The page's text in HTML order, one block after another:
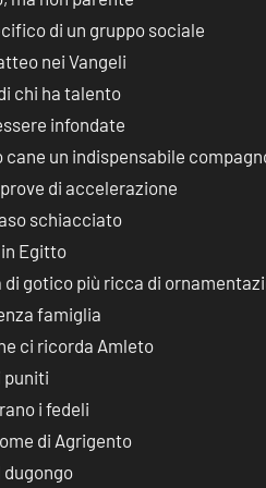
di un gruppo sociale
nei Vangeli
chi ha talento
infondate
cane un indispensabile
di accelerazione
schiacciato
Egitto
di gotico più ricca di
famiglia
ci ricorda Amleto
puniti
i fedeli
di Agrigento
dugongo